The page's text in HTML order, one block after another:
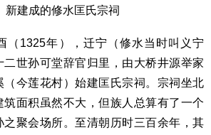
成的修水匡氏宗祠
1325年），迁宁（修水当时叫义宁
世孙可堂辞官归里，由大桥井源举家
（今莲花村）始建匡氏宗祠。宗祠坐北
面积虽然不大，但族人总算有了一个
之聚会场所。至清朝历时三百余年，其